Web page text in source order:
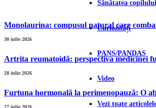
Sănătatea copilului
Curiozități
PANS/PANDAS
Video
Vezi toate
Monolaurina: compusul natural care
30 iulie 2026
Artrita reumatoidă: perspectiva medicinei
28 iulie 2026
Furtuna hormonală la perimenopauză: O
27 iulie 2026